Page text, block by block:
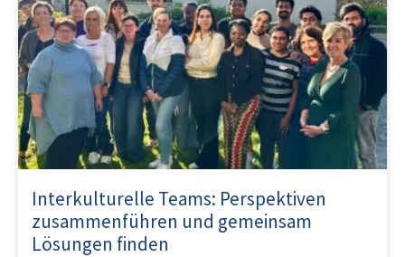
Interkulturelle Teams: Perspektiven
zusammenführen und gemeinsam
Lösungen finden